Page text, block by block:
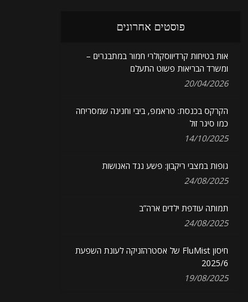
פוסטים אחרונים
אות בטיחות קרדיווסקולרי חמור במתבגרים –
ומשרד הבריאות פשוט התעלם
20/04/2026
הקרקס בכנסת: טראמפ, ביבי וחנינה שמסריחה
כמו סיגר זול
14/10/2025
גופות במצבי ריקבון: פשע נגד האנושות
24/08/2025
תמותה עודפת ילדים ארה”ב
24/08/2025
חיסון FluMist של אסטרהזניקה לעונת השפעת
2025/6
19/08/2025